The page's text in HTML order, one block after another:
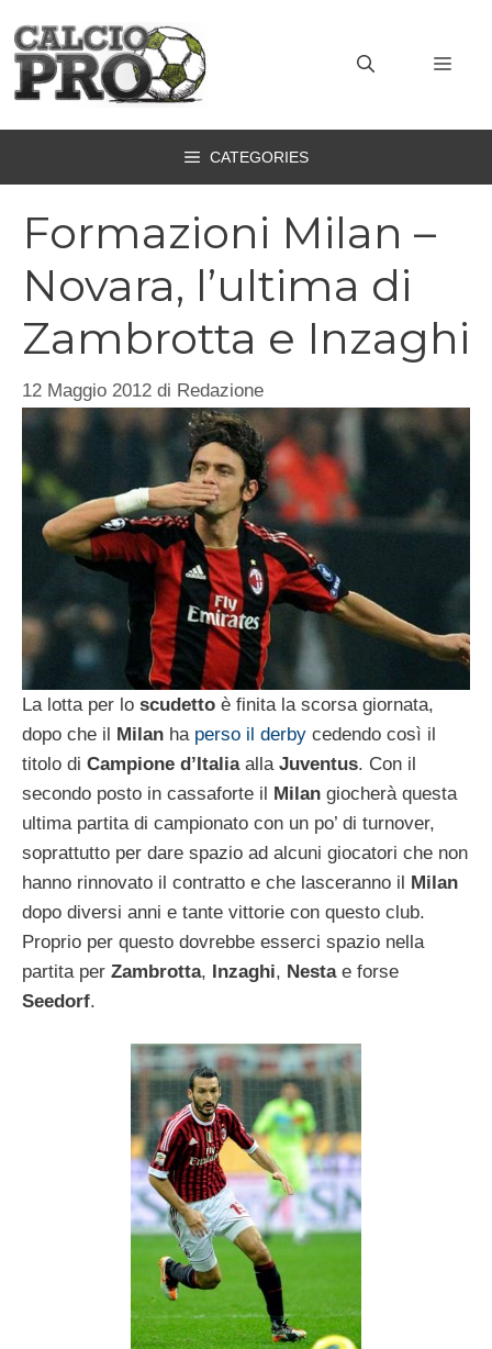
contenuto
CATEGORIES
Formazioni Milan –
Novara, l’ultima di
Zambrotta e Inzaghi
12 Maggio 2012 di Redazione
La lotta per lo scudetto è finita la scorsa giornata,
dopo che il Milan ha perso il derby cedendo così il
titolo di Campione d’Italiaalla Juventus. Con il
secondo posto in cassaforte il Milan giocherà questa
ultima partita di campionato con un po’ di turnover,
soprattutto per dare spazio ad alcuni giocatori che non
hanno rinnovato il contratto e che lasceranno il Milan
dopo diversi anni e tante vittorie con questo club.
Proprio per questo dovrebbe esserci spazio nella
partita per Zambrotta, Inzaghi, Nestae forse
Seedorf.